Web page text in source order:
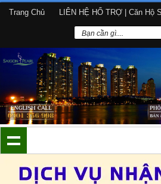
Trang Chủ LIÊN HỆ HỔ TRỢ | Căn Hộ